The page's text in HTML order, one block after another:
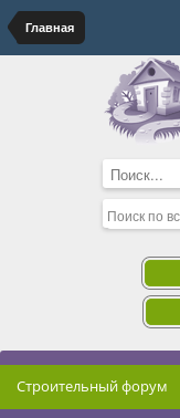
Главная
Строительный форум